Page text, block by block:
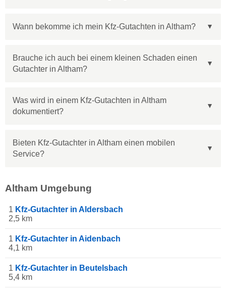
Wann bekomme ich mein Kfz-Gutachten in Altham?
Brauche ich auch bei einem kleinen Schaden einen
Gutachter in Altham?
Was wird in einem Kfz-Gutachten in Altham
dokumentiert?
Bieten Kfz-Gutachter in Altham einen mobilen
Service?
Altham Umgebung
1 Kfz-Gutachter in Aldersbach
2,5 km
1 Kfz-Gutachter in Aidenbach
4,1 km
1 Kfz-Gutachter in Beutelsbach
5,4 km